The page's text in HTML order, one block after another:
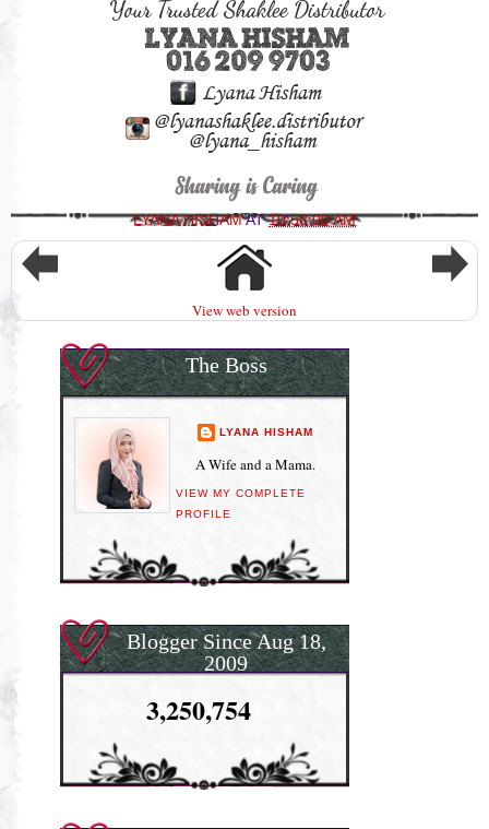
LYANA HISHAMAT10:58:00 AM
View web version
The Boss
LYANA HISHAM
A Wife and a Mama.
VIEW MY COMPLETE
PROFILE
Blogger Since Aug 18,
2009
3,250,754